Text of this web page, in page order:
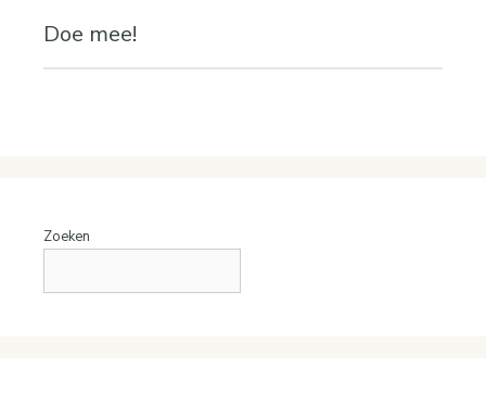
Doe mee!
Zoeken